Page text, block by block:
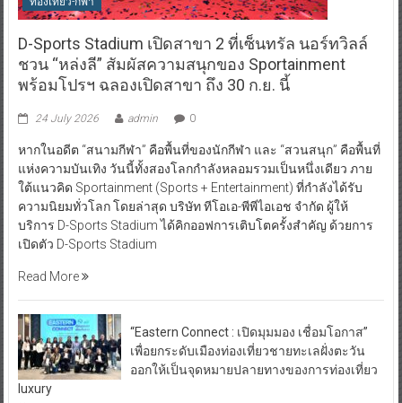
D-Sports Stadium เปิดสาขา 2 ที่เซ็นทรัล นอร์ทวิลล์
ชวน “หล่งลี” สัมผัสความสนุกของ Sportainment
พร้อมโปรฯ ฉลองเปิดสาขา ถึง 30 ก.ย. นี้
24 July 2026 admin 0
หากในอดีต “สนามกีฬา” คือพื้นที่ของนักกีฬา และ “สวนสนุก” คือพื้นที่
แห่งความบันเทิง วันนี้ทั้งสองโลกกำลังหลอมรวมเป็นหนึ่งเดียว ภาย
ใต้แนวคิด Sportainment (Sports + Entertainment) ที่กำลังได้รับ
ความนิยมทั่วโลก โดยล่าสุด บริษัท ทีโอเอ-พีพีไอเอช จำกัด ผู้ให้
บริการ D-Sports Stadium ได้คิกออฟการเติบโตครั้งสำคัญ ด้วยการ
เปิดตัว D-Sports Stadium
Read More
“Eastern Connect : เปิดมุมมอง เชื่อมโอกาส”
เพื่อยกระดับเมืองท่องเที่ยวชายทะเลฝั่งตะวัน
ออกให้เป็นจุดหมายปลายทางของการท่องเที่ยว
luxury